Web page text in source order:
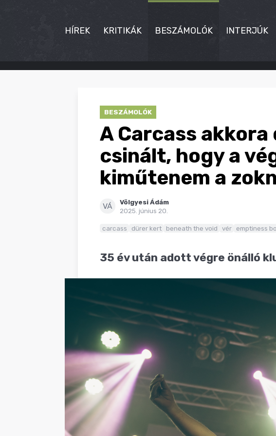
HÍREK KRITIKÁK BESZÁMOLÓK INTERJÚK
HÍREK
BESZÁMOLÓK
A Carcass
csinált, hogy a
kiműtenem a
VÁ
Völgyesi Ádám
2025. június 20.
carcass dürer kert beneath the void vér emptiness
35 év után adott végre önálló